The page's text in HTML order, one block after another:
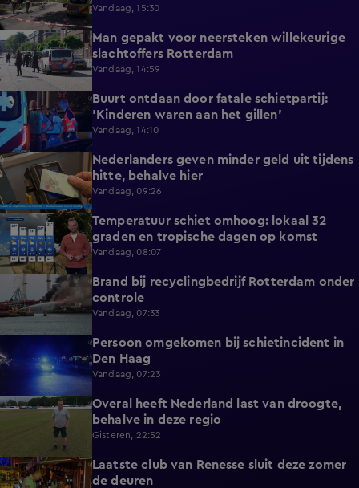
Vandaag, 15:30
0:27
Man gepakt voor neersteken willekeurige
slachtoffers Rotterdam
Vandaag, 14:59
0:59
Buurt ontdaan door fatale schietpartij:
'Kinderen waren aan het gillen'
Vandaag, 14:10
0:58
Nederlanders geven minder geld uit tijdens
hitte, behalve hier
Vandaag, 09:26
1:03
Temperatuur schiet omhoog: lokaal 32
graden en tropische dagen op komst
Vandaag, 08:07
0:36
Brand bij recyclingbedrijf Rotterdam onder
controle
Vandaag, 07:33
Persoon omgekomen bij schietincident in
Den Haag
Vandaag, 07:23
1:54
Overal heeft Nederland last van droogte,
behalve in deze regio
Gisteren, 22:52
2:08
Laatste club van Renesse sluit deze zomer
de deuren